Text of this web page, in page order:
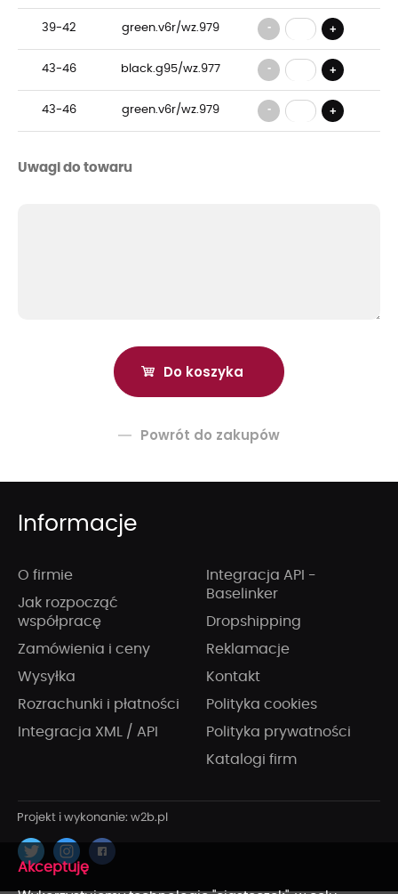
39-42 green.v6r/wz.979 - +
43-46 black.g95/wz.977 - +
43-46 green.v6r/wz.979 - +
Uwagi do towaru
Powrót do zakupów
Informacje
O firmie
Jak rozpocząć
współpracę
Zamówienia i ceny
Wysyłka
Rozrachunki i płatności
Integracja XML / API
Integracja API -
Baselinker
Dropshipping
Reklamacje
Kontakt
Polityka cookies
Polityka prywatności
Katalogi firm
x